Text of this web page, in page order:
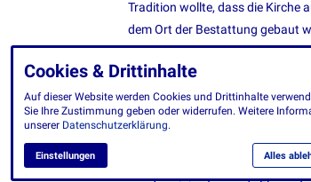
Tradition wollte, dass die Kirche
dem Ort der Bestattung gebaut
Die sorrentinische Halbinsel
dem heiligen Schutzpatron
Kirche auf der Grenze der antiken
Schutzmauern bauen, am
Hauptverkehrsstraße. Für ihren
Cookies & Drittinhalte
Auf dieser Website werden Cookies und Drittinhalte
Sie Ihre Zustimmung geben oder widerrufen. Weitere
unserer Datenschutzerklärung.
Einstellungen Alles